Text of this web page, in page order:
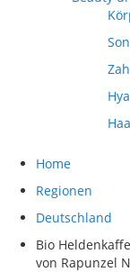
Home
Regionen
Deutschland
Bio
von Rapunzel